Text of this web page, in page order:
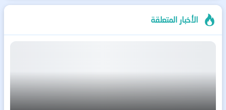
الأخبار المتعلقة